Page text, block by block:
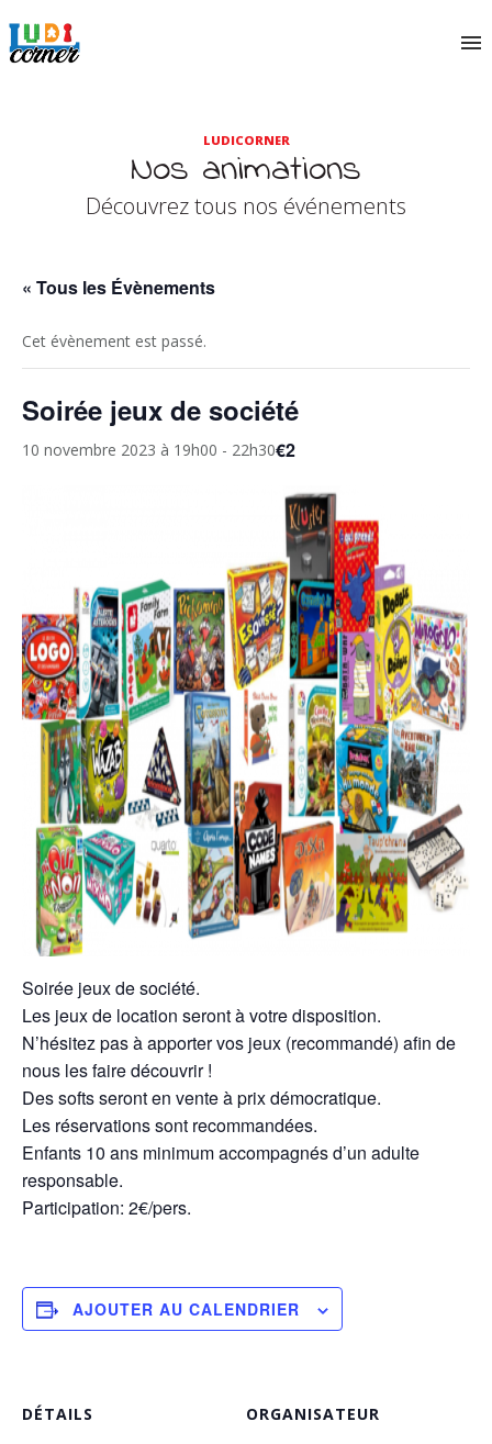
LUDICORNER
Nos animations
Découvrez tous nos événements
« Tous les Évènements
Cet évènement est passé.
Soirée jeux de société
10 novembre 2023 à 19h00 - 22h30€2
Soirée jeux de société.
Les jeux de location seront à votre disposition.
N’hésitez pas à apporter vos jeux (recommandé) afin de
nous les faire découvrir !
Des softs seront en vente à prix démocratique.
Les réservations sont recommandées.
Enfants 10 ans minimum accompagnés d’un adulte
responsable.
Participation: 2€/pers.
AJOUTER AU CALENDRIER
DÉTAILS ORGANISATEUR